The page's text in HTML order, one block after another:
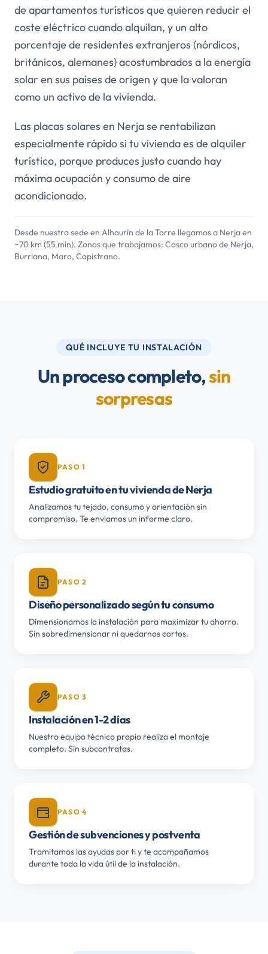
de apartamentos turísticos que quieren reducir el
coste eléctrico cuando alquilan, y un alto
porcentaje de residentes extranjeros (nórdicos,
británicos, alemanes) acostumbrados a la energía
solar en sus países de origen y que la valoran
como un activo de la vivienda.
Las placas solares en Nerja se rentabilizan
especialmente rápido si tu vivienda es de alquiler
turístico, porque produces justo cuando hay
máxima ocupación y consumo de aire
acondicionado.
Desde nuestra sede en Alhaurín de la Torre llegamos a Nerja en
~70 km (55 min). Zonas que trabajamos: Casco urbano de Nerja,
Burriana, Maro, Capistrano.
QUÉ INCLUYE TU INSTALACIÓN
Un proceso completo,sin
sorpresas
PASO 1
Estudio gratuito en tu vivienda de Nerja
Analizamos tu tejado, consumo y orientación sin
compromiso. Te enviamos un informe claro.
PASO 2
Diseño personalizado según tu consumo
Dimensionamos la instalación para maximizar tu ahorro.
Sin sobredimensionar ni quedarnos cortos.
PASO 3
Instalación en 1-2 días
Nuestro equipo técnico propio realiza el montaje
completo. Sin subcontratas.
PASO 4
Gestión de subvenciones y postventa
Tramitamos las ayudas por ti y te acompañamos
durante toda la vida útil de la instalación.